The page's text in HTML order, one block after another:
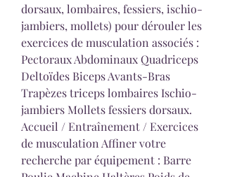
dorsaux, lombaires, fessiers, ischio-
jambiers, mollets) pour dérouler les
exercices de musculation associés :
Pectoraux Abdominaux Quadriceps
Deltoïdes Biceps Avants-Bras
Trapèzes triceps lombaires Ischio-
jambiers Mollets fessiers dorsaux.
Accueil / Entraînement / Exercices
de musculation Affiner votre
recherche par équipement : Barre